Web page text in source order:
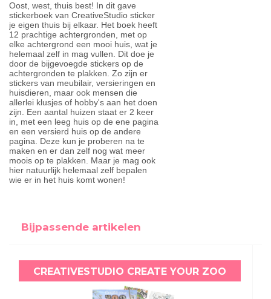
Oost, west, thuis best! In dit gave
stickerboek van CreativeStudio sticker
je eigen thuis bij elkaar. Het boek heeft
12 prachtige achtergronden, met op
elke achtergrond een mooi huis, wat je
helemaal zelf in mag vullen. Dit doe je
door de bijgevoegde stickers op de
achtergronden te plakken. Zo zijn er
stickers van meubilair, versieringen en
huisdieren, maar ook mensen die
allerlei klusjes of hobby's aan het doen
zijn. Een aantal huizen staat er 2 keer
in, met een leeg huis op de ene pagina
en een versierd huis op de andere
pagina. Deze kun je proberen na te
maken en er dan zelf nog wat meer
moois op te plakken. Maar je mag ook
hier natuurlijk helemaal zelf bepalen
wie er in het huis komt wonen!
Bijpassende artikelen
CREATIVESTUDIO CREATE YOUR ZOO